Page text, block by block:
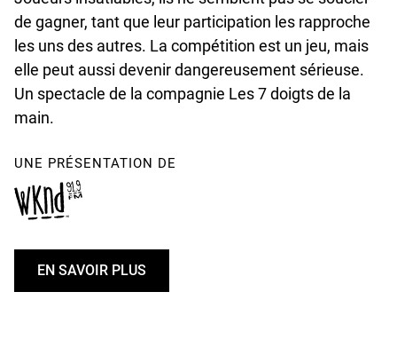
de gagner, tant que leur participation les rapproche
les uns des autres. La compétition est un jeu, mais
elle peut aussi devenir dangereusement sérieuse.
Un spectacle de la compagnie Les 7 doigts de la
main.
UNE PRÉSENTATION DE
EN SAVOIR PLUS
U